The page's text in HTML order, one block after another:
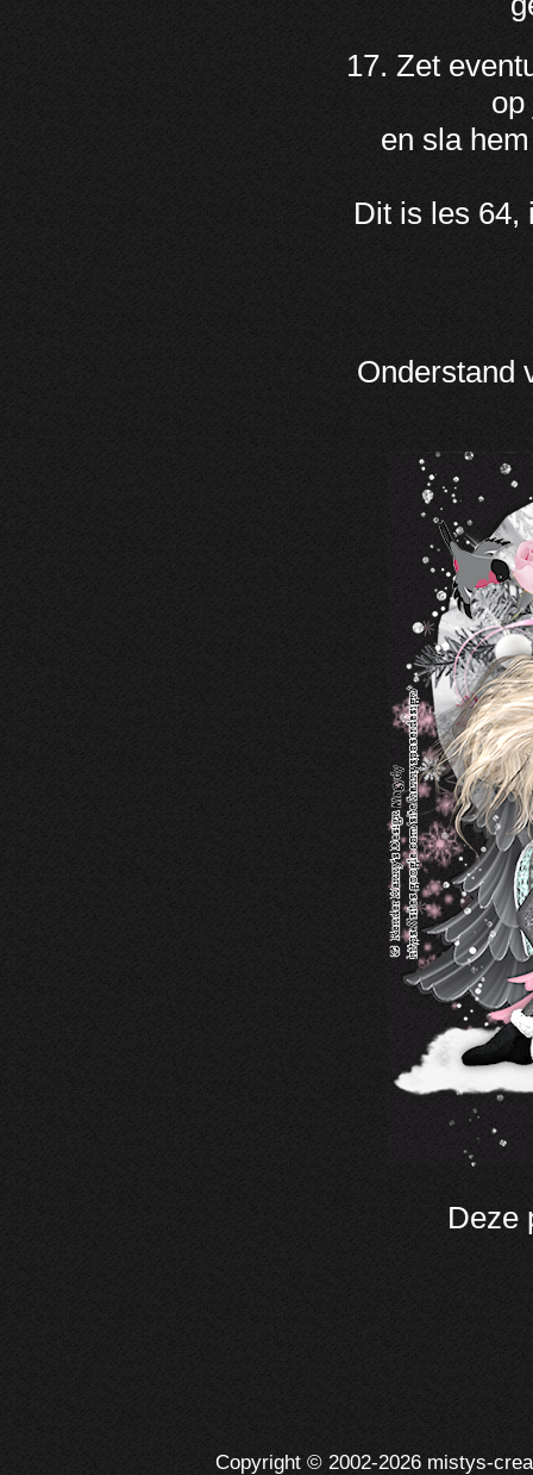
17. Zet
op
en sla
Dit is les 64,
Onderstand
Deze
Copyright © 2002-2026 mistys-